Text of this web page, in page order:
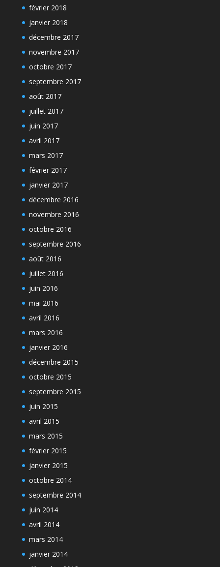
février 2018
janvier 2018
décembre 2017
novembre 2017
octobre 2017
septembre 2017
août 2017
juillet 2017
juin 2017
avril 2017
mars 2017
février 2017
janvier 2017
décembre 2016
novembre 2016
octobre 2016
septembre 2016
août 2016
juillet 2016
juin 2016
mai 2016
avril 2016
mars 2016
janvier 2016
décembre 2015
octobre 2015
septembre 2015
juin 2015
avril 2015
mars 2015
février 2015
janvier 2015
octobre 2014
septembre 2014
juin 2014
avril 2014
mars 2014
janvier 2014